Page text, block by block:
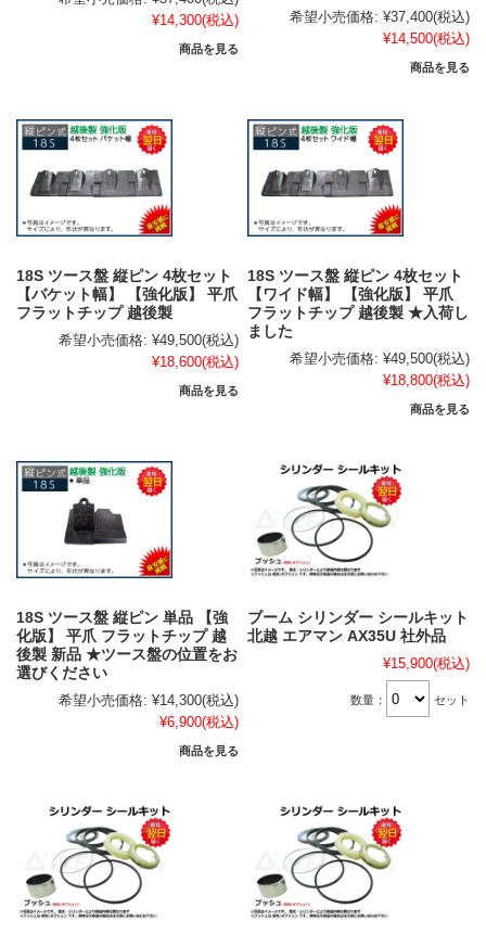
¥14,300(税込)
商品を見る
希望小売価格: ¥37,400(税込)
¥14,500(税込)
商品を見る
18S ツース盤 縦ピン 4枚セット
【バケット幅】 【強化版】 平爪
フラットチップ 越後製
希望小売価格: ¥49,500(税込)
¥18,600(税込)
商品を見る
18S ツース盤 縦ピン 4枚セット
【ワイド幅】 【強化版】 平爪
フラットチップ 越後製 ★入荷し
ました
希望小売価格: ¥49,500(税込)
¥18,800(税込)
商品を見る
18S ツース盤 縦ピン 単品 【強
化版】 平爪 フラットチップ 越
後製 新品 ★ツース盤の位置をお
選びください
希望小売価格: ¥14,300(税込)
¥6,900(税込)
商品を見る
ブーム シリンダー シールキット
北越 エアマン AX35U 社外品
¥15,900(税込)
数量： セット